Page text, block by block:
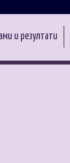
и резултати